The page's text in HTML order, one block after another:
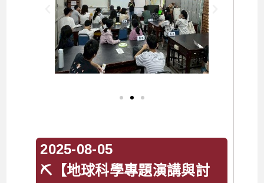
2025-08-05
⛏【地球科學專題演講與討